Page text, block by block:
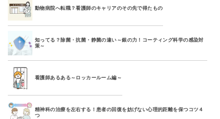
動物病院へ転職？看護師のキャリアのその先で得たもの
知ってる？除菌・抗菌・静菌の違い～銀の力！コーティング科学の感染対
策～
看護師あるある～ロッカールーム編～
精神科の治療を左右する！患者の回復を妨げない心理的距離を保つコツ４
つ